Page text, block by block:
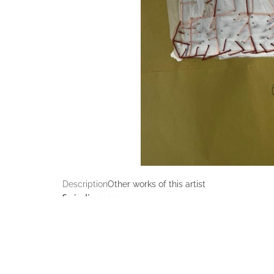
DescriptionOther works of this artist
Serie di 7 opere